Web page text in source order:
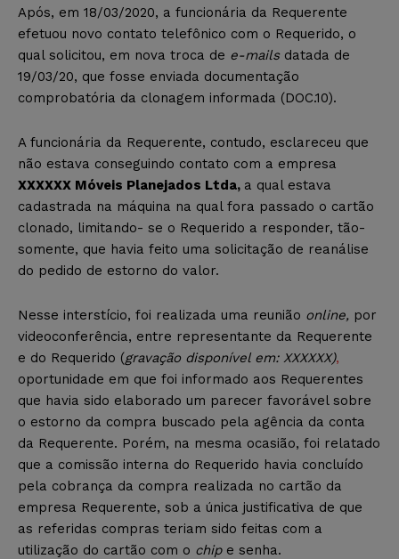
Após, em 18/03/2020, a funcionária da Requerente
efetuou novo contato telefônico com o Requerido, o
qual solicitou, em nova troca de e-mails datada de
19/03/20, que fosse enviada documentação
comprobatória da clonagem informada (DOC.10).
A funcionária da Requerente, contudo, esclareceu que
não estava conseguindo contato com a empresa
XXXXXX Móveis Planejados Ltda, a qual estava
cadastrada na máquina na qual fora passado o cartão
clonado, limitando- se o Requerido a responder, tão-
somente, que havia feito uma solicitação de reanálise
do pedido de estorno do valor.
Nesse interstício, foi realizada uma reunião online, por
videoconferência, entre representante da Requerente
e do Requerido (gravação disponível em: XXXXXX),
oportunidade em que foi informado aos Requerentes
que havia sido elaborado um parecer favorável sobre
o estorno da compra buscado pela agência da conta
da Requerente. Porém, na mesma ocasião, foi relatado
que a comissão interna do Requerido havia concluído
pela cobrança da compra realizada no cartão da
empresa Requerente, sob a única justificativa de que
as referidas compras teriam sido feitas com a
utilização do cartão com o chip e senha.